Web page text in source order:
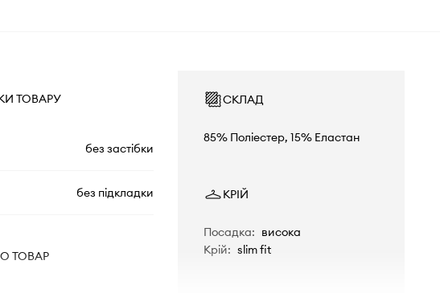
ТОВАРУ
без застібки
без підкладки
ТОВАР
СКЛАД
85% Поліестер, 15% Еластан
КРІЙ
Посадка: висока
Крій: slim fit